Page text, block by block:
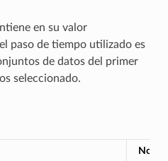
en su valor
paso de tiempo utilizado es
de datos del primer
seleccionado.